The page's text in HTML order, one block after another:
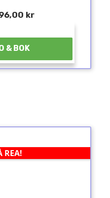
kr
& BOK
REA!